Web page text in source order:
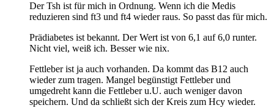
Der Tsh ist für mich in Ordnung. Wenn ich die Medis
reduzieren sind ft3 und ft4 wieder raus. So passt das für mich.
Prädiabetes ist bekannt. Der Wert ist von 6,1 auf 6,0 runter.
Nicht viel, weiß ich. Besser wie nix.
Fettleber ist ja auch vorhanden. Da kommt das B12 auch
wieder zum tragen. Mangel begünstigt Fettleber und
umgedreht kann die Fettleber u.U. auch weniger davon
speichern. Und da schließt sich der Kreis zum Hcy wieder.